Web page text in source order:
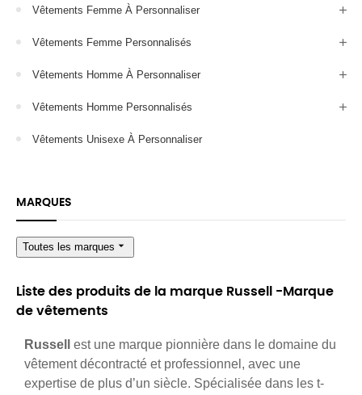
Vêtements Femme À Personnaliser
Vêtements Femme Personnalisés
Vêtements Homme À Personnaliser
Vêtements Homme Personnalisés
Vêtements Unisexe À Personnaliser
MARQUES
Toutes les marques arrow_drop_down
Liste des produits de la marque Russell -Marque
de vêtements
Russell
est une marque pionnière dans le domaine du
vêtement décontracté et professionnel, avec une
expertise de plus d’un siècle. Spécialisée dans les t-